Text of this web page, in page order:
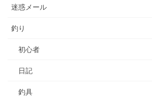
迷惑メール
釣り
初心者
日記
釣具